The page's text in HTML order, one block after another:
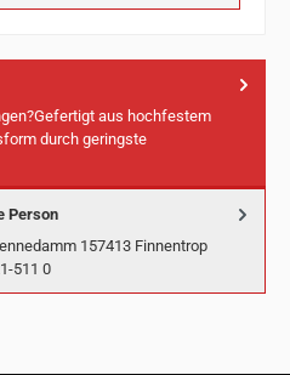
aus hochfestem
durch geringste
Person
157413 Finnentrop
511 0